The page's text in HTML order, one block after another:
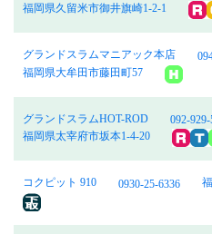
福岡県久留米市御井旗崎1-2-1
グランドスラムマニアック本店
福岡県大牟田市藤田町57
グランドスラムHOT-ROD
092-
福岡県太宰府市坂本1-4-20
コクピット 910 0930-25-6336